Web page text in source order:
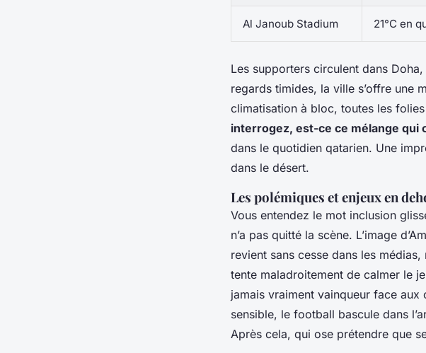
Al Janoub Stadium 21°C en
Les supporters circulent dans
regards timides, la ville s’offre une
climatisation à bloc, toutes les
interrogez, est-ce ce mélange qui
dans le quotidien qatarien. Une
dans le désert.
Les polémiques et enjeux en
Vous entendez le mot inclusion
n’a pas quitté la scène. L’image
revient sans cesse dans les
tente maladroitement de calmer le
jamais vraiment vainqueur face aux
sensible, le football bascule dans
Après cela, qui ose prétendre que